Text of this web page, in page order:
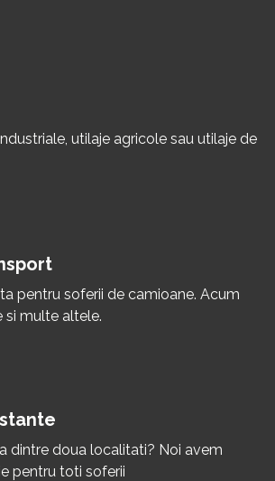
utilaje agricole sau utilaje de
pentru soferii de camioane. Acum
si multe altele.
dintre doua localitati? Noi avem
pentru toti soferii